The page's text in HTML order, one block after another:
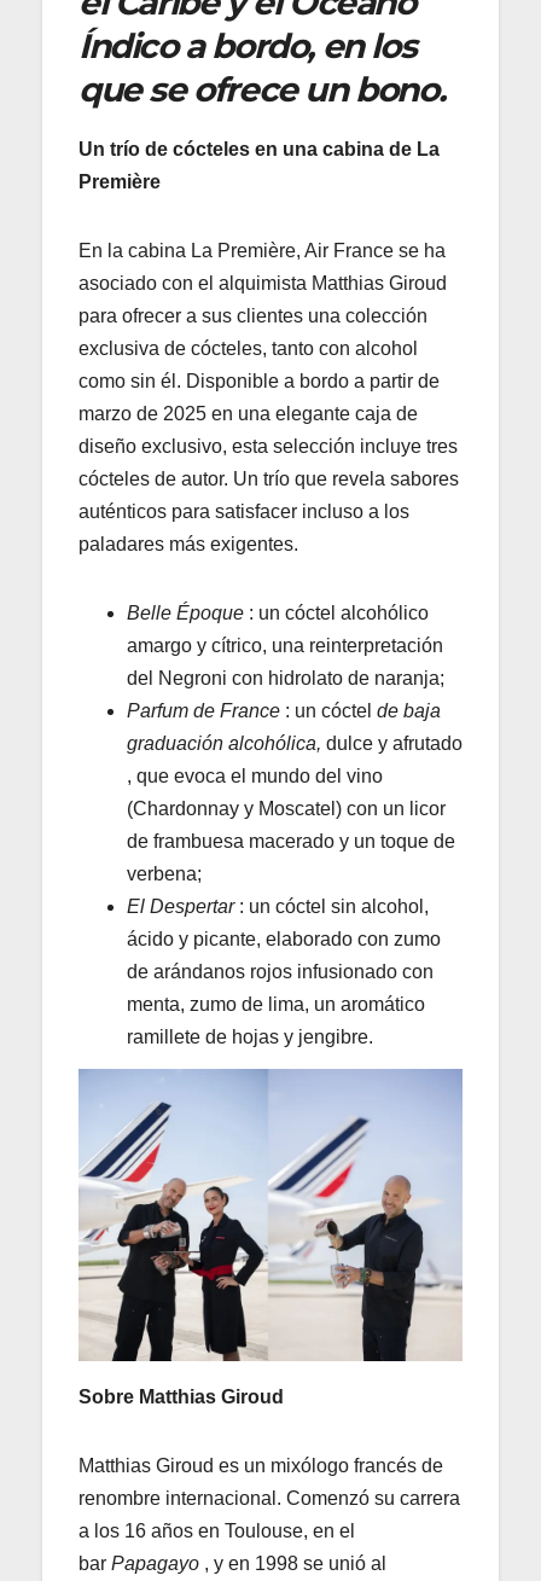
Índico a bordo, en los
que se ofrece un bono.
Un trío de cócteles en una cabina de La
Première
En la cabina La Première, Air France se ha
asociado con el alquimista Matthias Giroud
para ofrecer a sus clientes una colección
exclusiva de cócteles, tanto con alcohol
como sin él. Disponible a bordo a partir de
marzo de 2025 en una elegante caja de
diseño exclusivo, esta selección incluye tres
cócteles de autor. Un trío que revela sabores
auténticos para satisfacer incluso a los
paladares más exigentes.
Belle Époque : un cóctel alcohólico
amargo y cítrico, una reinterpretación
del Negroni con hidrolato de naranja;
Parfum de France : un cóctel de baja
graduación alcohólica, dulce y afrutado
, que evoca el mundo del vino
(Chardonnay y Moscatel) con un licor
de frambuesa macerado y un toque de
verbena;
El Despertar: un cóctel sin alcohol,
ácido y picante, elaborado con zumo
de arándanos rojos infusionado con
menta, zumo de lima, un aromático
ramillete de hojas y jengibre.
Sobre Matthias Giroud
Matthias Giroud es un mixólogo francés de
renombre internacional. Comenzó su carrera
a los 16 años en Toulouse, en el
bar Papagayo , y en 1998 se unió al